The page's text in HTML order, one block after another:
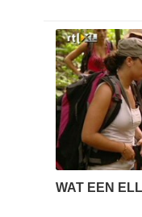
WAT EEN